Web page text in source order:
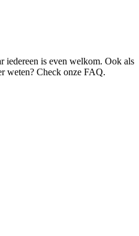
iedereen is even welkom. Ook als
weten? Check onze FAQ.